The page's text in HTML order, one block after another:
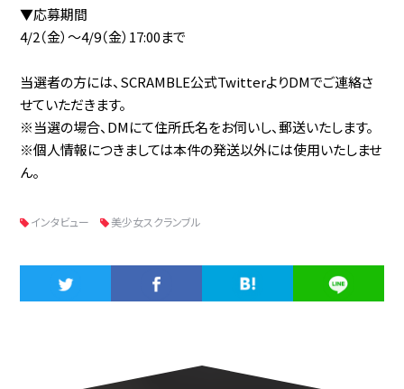
▼応募期間
4/2（金）〜4/9（金）17:00まで
当選者の方には、SCRAMBLE公式TwitterよりDMでご連絡さ
せていただきます。
※当選の場合、DMにて住所氏名をお伺いし、郵送いたします。
※個人情報につきましては本件の発送以外には使用いたしませ
ん。
インタビュー 美少女スクランブル